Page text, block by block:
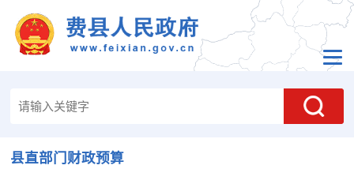
县直部门财政预算